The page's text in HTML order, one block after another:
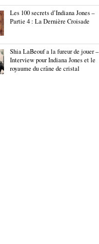
Les 100 secrets d’Indiana Jones –
Partie 4 : La Dernière Croisade
Shia LaBeouf a la fureur de jouer –
Interview pour Indiana Jones et le
royaume du crâne de cristal